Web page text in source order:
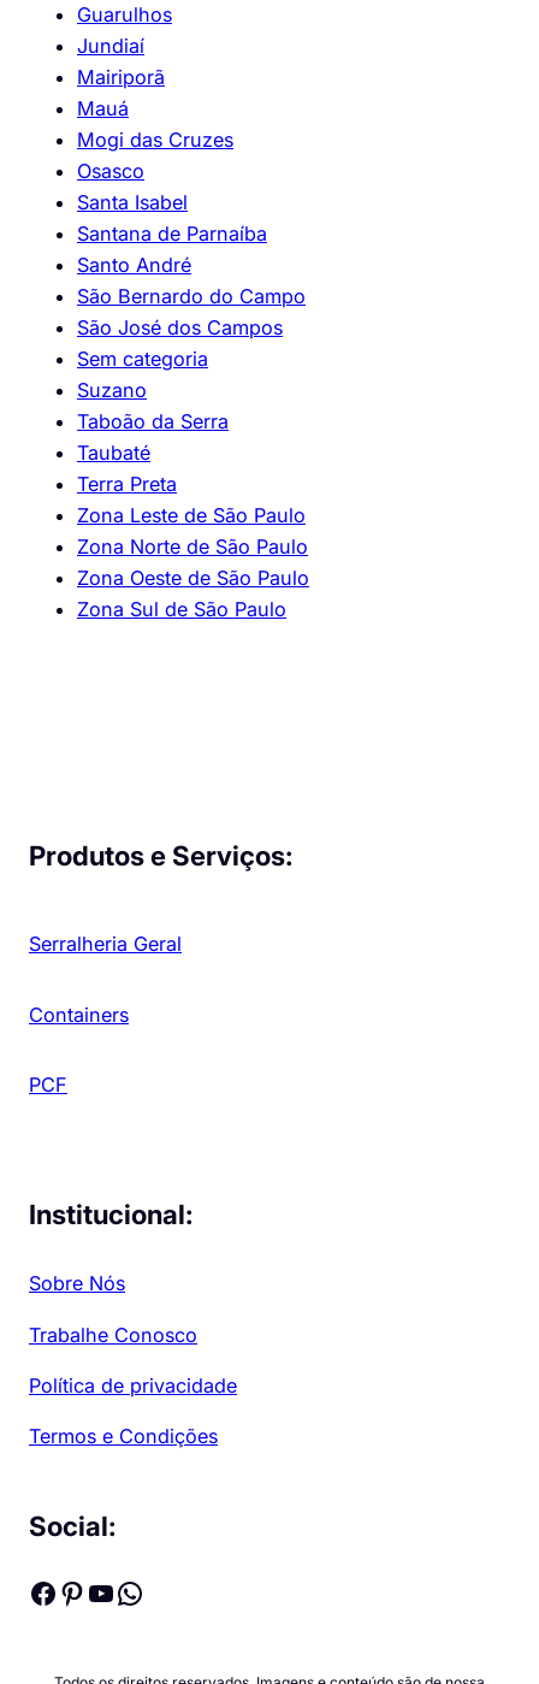
Guarulhos
Jundiaí
Mairiporã
Mauá
Mogi das Cruzes
Osasco
Santa Isabel
Santana de Parnaíba
Santo André
São Bernardo do Campo
São José dos Campos
Sem categoria
Suzano
Taboão da Serra
Taubaté
Terra Preta
Zona Leste de São Paulo
Zona Norte de São Paulo
Zona Oeste de São Paulo
Zona Sul de São Paulo
Produtos e Serviços:
Serralheria Geral
Containers
PCF
Institucional:
Sobre Nós
Trabalhe Conosco
Política de privacidade
Termos e Condições
Social:
Facebook Pinterest Youtube WhatsApp